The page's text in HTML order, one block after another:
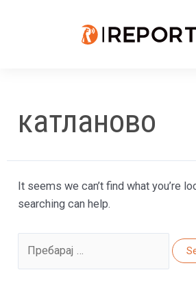
катланово
It seems we can’t find what you’re
searching can help.